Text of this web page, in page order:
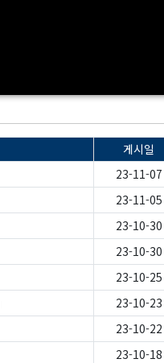
게시일
23-11-07
23-11-05
23-10-30
23-10-30
23-10-25
23-10-23
23-10-22
23-10-18